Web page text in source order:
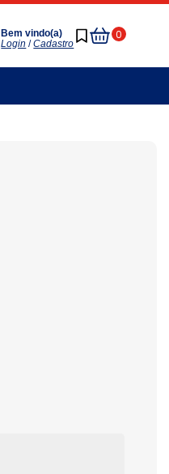
Bem vindo(a)
Login /Cadastro
0
Meu
Carrinho